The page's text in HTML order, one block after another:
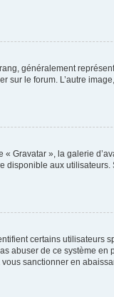
généralement
le forum. L’autre
Gravatar », la galerie
disponible aux
certains utilisateurs
abuser de ce système en
sanctionner en